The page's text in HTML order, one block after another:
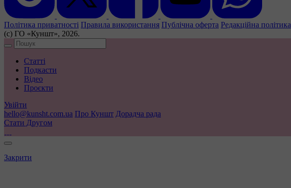
Політика приватності Правила використання Публічна оферта Редакційна політика
(с) ГО «Куншт», 2026.
Статті
Подкасти
Відео
Проєкти
Увійти
hello@kunsht.com.ua Про Куншт Дорадча рада
Стати Другом
Закрити